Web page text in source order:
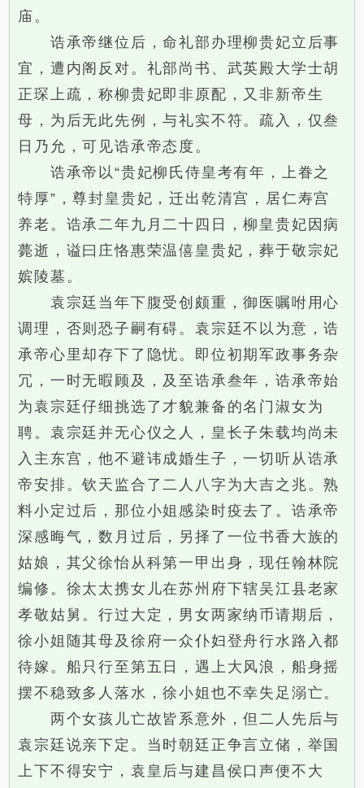
庙。
诰承帝继位后，命礼部办理柳贵妃立后事
宜，遭内阁反对。礼部尚书、武英殿大学士胡
正琛上疏，称柳贵妃即非原配，又非新帝生
母，为后无此先例，与礼实不符。疏入，仅叁
日乃允，可见诰承帝态度。
诰承帝以“贵妃柳氏侍皇考有年，上眷之
特厚”，尊封皇贵妃，迁出乾清宫，居仁寿宫
养老。诰承二年九月二十四日，柳皇贵妃因病
薨逝，谥曰庄恪惠荣温僖皇贵妃，葬于敬宗妃
嫔陵墓。
袁宗廷当年下腹受创颇重，御医嘱咐用心
调理，否则恐子嗣有碍。袁宗廷不以为意，诰
承帝心里却存下了隐忧。即位初期军政事务杂
冗，一时无暇顾及，及至诰承叁年，诰承帝始
为袁宗廷仔细挑选了才貌兼备的名门淑女为
聘。袁宗廷并无心仪之人，皇长子朱载均尚未
入主东宫，他不避讳成婚生子，一切听从诰承
帝安排。钦天监合了二人八字为大吉之兆。熟
料小定过后，那位小姐感染时疫去了。诰承帝
深感晦气，数月过后，另择了一位书香大族的
姑娘，其父徐怡从科第一甲出身，现任翰林院
编修。徐太太携女儿在苏州府下辖吴江县老家
孝敬姑舅。行过大定，男女两家纳币请期后，
徐小姐随其母及徐府一众仆妇登舟行水路入都
待嫁。船只行至第五日，遇上大风浪，船身摇
摆不稳致多人落水，徐小姐也不幸失足溺亡。
两个女孩儿亡故皆系意外，但二人先后与
袁宗廷说亲下定。当时朝廷正争言立储，举国
上下不得安宁，袁皇后与建昌侯口声便不大